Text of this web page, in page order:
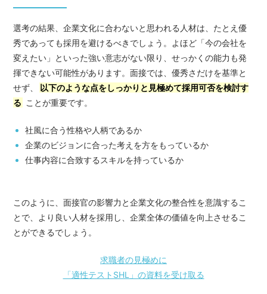
選考の結果、企業文化に合わないと思われる人材は、たとえ優
秀であっても採用を避けるべきでしょう。よほど「今の会社を
変えたい」といった強い意志がない限り、せっかくの能力も発
揮できない可能性があります。面接では、優秀さだけを基準と
せず、
以下のような点をしっかりと見極めて採用可否を検討す
る ことが重要です。
社風に合う性格や人柄であるか
企業のビジョンに合った考えを方をもっているか
仕事内容に合致するスキルを持っているか
このように、面接官の影響力と企業文化の整合性を意識するこ
とで、より良い人材を採用し、企業全体の価値を向上させるこ
とができるでしょう。
求職者の見極めに
「適性テストSHL」の資料を受け取る